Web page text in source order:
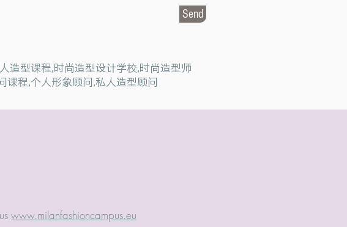
Send
造型课程,时尚造型设计学校,时尚造型师
课程,个人形象顾问,私人造型顾问
www.milanfashioncampus.eu